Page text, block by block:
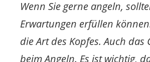
Wenn Sie gerne angeln,
Erwartungen erfüllen
die Art des Kopfes. Auch
beim Angeln. Es ist wichtig,